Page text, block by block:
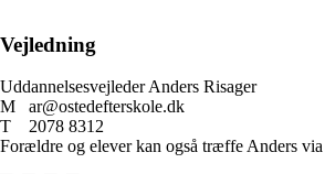
Vejledning
Uddannelsesvejleder Anders Risager
M ar@ostedefterskole.dk
T 2078 8312
Forældre og elever kan også træffe Anders via